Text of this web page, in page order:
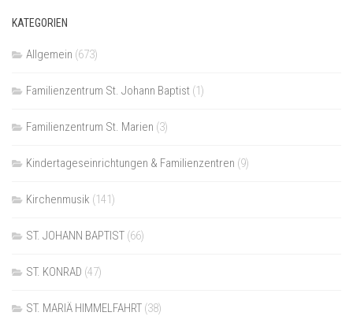
KATEGORIEN
Allgemein (673)
Familienzentrum St. Johann Baptist (1)
Familienzentrum St. Marien (3)
Kindertageseinrichtungen & Familienzentren (9)
Kirchenmusik (141)
ST. JOHANN BAPTIST (66)
ST. KONRAD (47)
ST. MARIÄ HIMMELFAHRT (38)